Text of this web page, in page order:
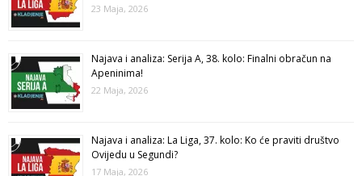
23 Maja, 2026
Najava i analiza: Serija A, 38. kolo: Finalni obračun na
Apeninima!
22 Maja, 2026
Najava i analiza: La Liga, 37. kolo: Ko će praviti društvo
Ovijedu u Segundi?
17 Maja, 2026